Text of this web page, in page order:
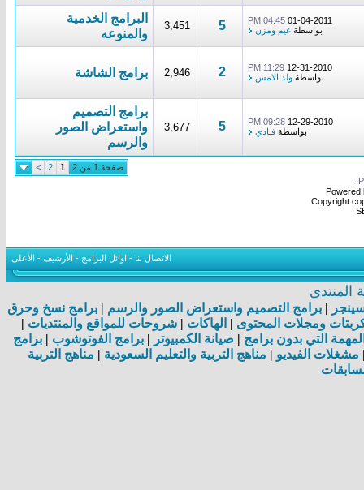
01-04-2011
04:45 PM
بواسطة غيم ومزن 5
3,451
البرامج الخدمية
والمنوعه
12-31-2010
11:29 PM
بواسطة ولد الامس 2
2,946 برامج الشاشة
12-29-2010
09:28 PM
بواسطة فـادي 5
3,677
برامج التصميم
واستعراض الصور
والرسم
صفحة 1 من 2 1
2
>
Powered
Copyright
الاتصال بنا - اوائل البرامج - الأرشيف - الأعلى
المنتدى
|برامج التصميم واستعراض الصور والرسم |برامج نسخ وحرق
ومجلات المحتوى | الهاكات |شروحات للمواقع والمنتديات |
التي بدون برامج | صيانة الكمبيوتر |برامج الفوتوشوب |برامج
مشغلات الفيديو | مناهج التربية والتعليم السعودية | مناهج التربية